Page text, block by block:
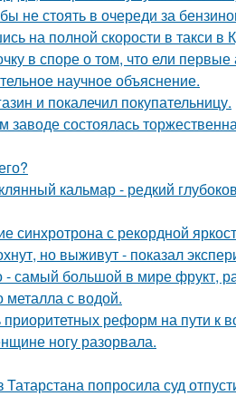
не стоять в очереди за
на полной скорости в такси в
в споре о том, что ели
научное объяснение.
и покалечил покупательницу.
заводе состоялась
кальмар - редкий
синхротрона с рекордной
но выживут - показал
самый большой в мире фрукт,
металла с водой.
реформ на пути к
ногу разорвала.
попросила суд